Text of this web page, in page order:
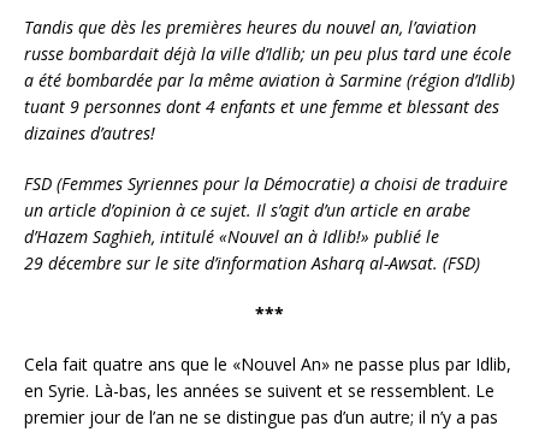
Tandis que dès les premières heures du nouvel an, l’aviation
russe bombardait déjà la ville d’Idlib; un peu plus tard une école
a été bombardée par la même aviation à Sarmine (région d’Idlib)
tuant 9 personnes dont 4 enfants et une femme et blessant des
dizaines d’autres!
FSD (Femmes Syriennes pour la Démocratie) a choisi de traduire
un article d’opinion à ce sujet. Il s’agit d’un article en arabe
d’Hazem Saghieh, intitulé «Nouvel an à Idlib!» publié le
29 décembre sur le site d’informationAsharq al-Awsat. (FSD)
***
Cela fait quatre ans que le «Nouvel An» ne passe plus par Idlib,
en Syrie. Là-bas, les années se suivent et se ressemblent. Le
premier jour de l’an ne se distingue pas d’un autre; il n’y a pas